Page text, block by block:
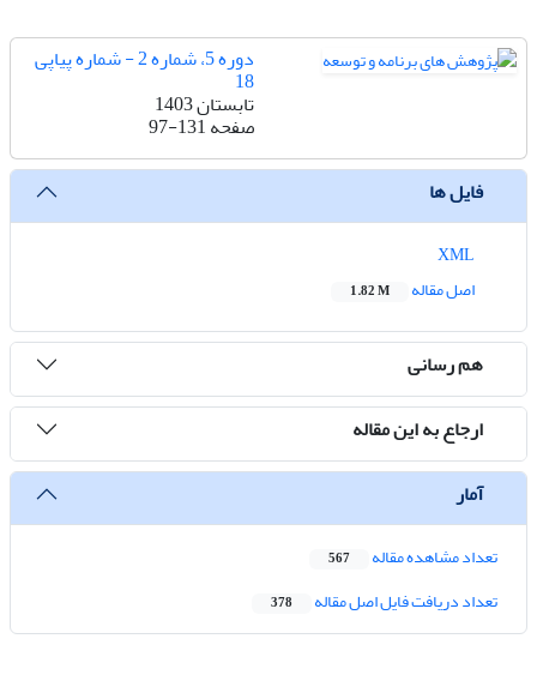
دوره 5، شماره 2 - شماره پیاپی
18
تابستان 1403
صفحه97-131
فایل ها
اصل مقاله
1.82 M
هم رسانی
ارجاع به این مقاله
آمار
تعداد مشاهده مقاله 567
تعداد دریافت فایل اصل مقاله 378